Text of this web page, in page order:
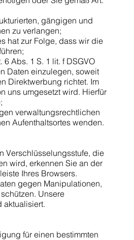
gängigen und
zu verlangen;
hat zur Folge, dass wir die
Abs. 1 S. 1 lit. f DSGVO
Daten einzulegen, soweit
Direktwerbung richtet. Im
uns umgesetzt wird. Hierfür
verwaltungsrechtlichen
Aufenthaltsortes wenden.
Verschlüsselungsstufe, die
wird, erkennen Sie an der
Ihres Browsers.
gegen Manipulationen,
Unsere
aktualisiert.
für einen bestimmten